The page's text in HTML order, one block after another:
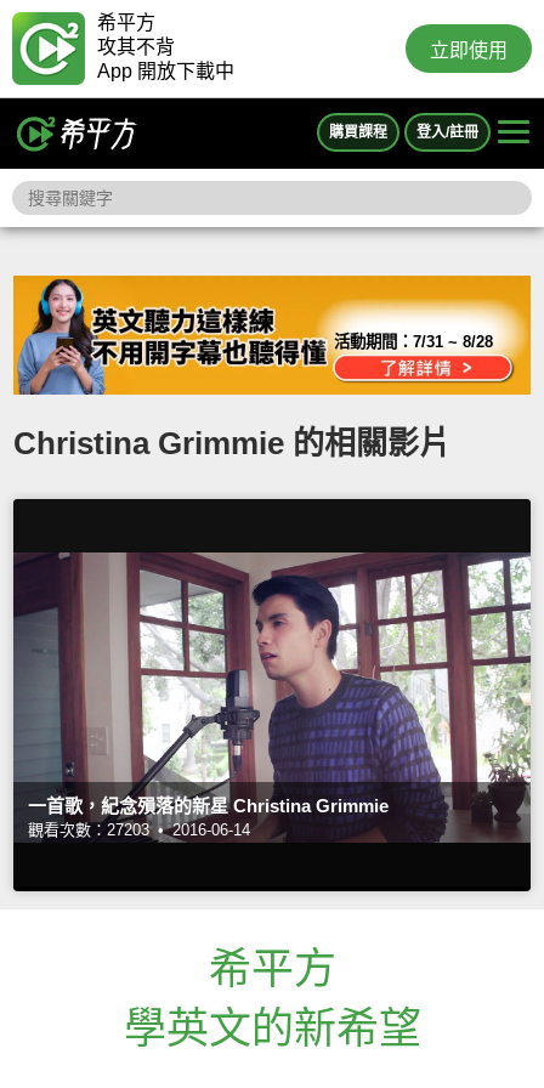
希平方
攻其不背
App 開放下載中
立即使用
購買課程 登入/註冊
活動期間：7/31 ~ 8/28
Christina Grimmie 的相關影片
一首歌，紀念殞落的新星 Christina Grimmie
觀看次數：27203 • 2016-06-14
希平方
學英文的新希望